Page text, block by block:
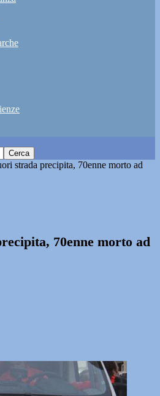
strada precipita, 70enne morto ad
70enne morto ad